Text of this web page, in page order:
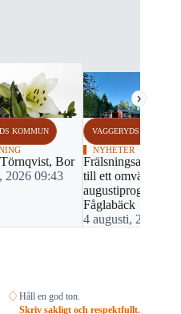
›
KOMMUN
Bor
2026 09:43
VAGGERYDS KOMMUN
NYHETER
Frälsningsarmén
till ett omväxlande
augustiprogram på
Fåglabäck
4 augusti, 2026
♢ Håll en god ton.
Skriv sakligt och respektfullt.